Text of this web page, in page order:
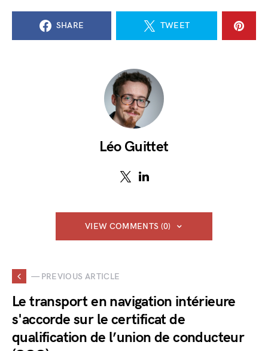
SHARE TWEET
Léo Guittet
VIEW COMMENTS (0)
— PREVIOUS ARTICLE
Le transport en navigation intérieure
s'accorde sur le certificat de
qualification de l’union de conducteur